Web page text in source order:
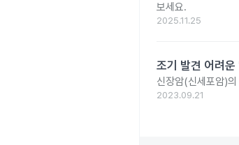
보세요.
2025.11.25
조기 발견 어려
신장암(신세포암)
2023.09.21